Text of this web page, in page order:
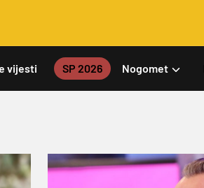
vijesti SP 2026 Nogomet